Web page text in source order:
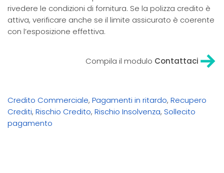
rivedere le condizioni di fornitura. Se la polizza credito è
attiva, verificare anche se il limite assicurato è coerente
con l’esposizione effettiva.
Compila il modulo Contattaci
Credito Commerciale, Pagamenti in ritardo, Recupero
Crediti, Rischio Credito, Rischio Insolvenza, Sollecito
pagamento